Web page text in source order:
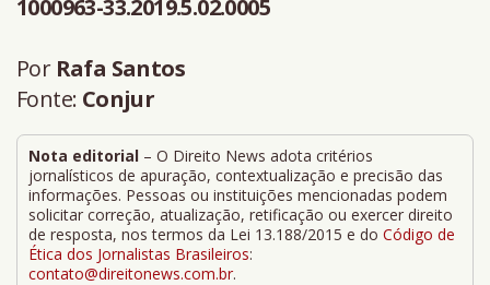
1000963-33.2019.5.02.0005
Por Rafa Santos
Fonte: Conjur
Nota editorial – O Direito News adota critérios
jornalísticos de apuração, contextualização e precisão das
informações. Pessoas ou instituições mencionadas podem
solicitar correção, atualização, retificação ou exercer direito
de resposta, nos termos da Lei 13.188/2015 e do Código de
Ética dos Jornalistas Brasileiros:
contato@direitonews.com.br.